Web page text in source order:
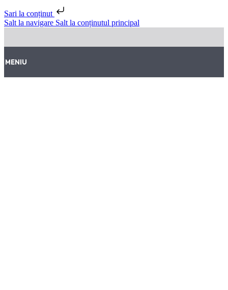
Sari la conținut
Salt la navigare Salt la conținutul principal
MENIU